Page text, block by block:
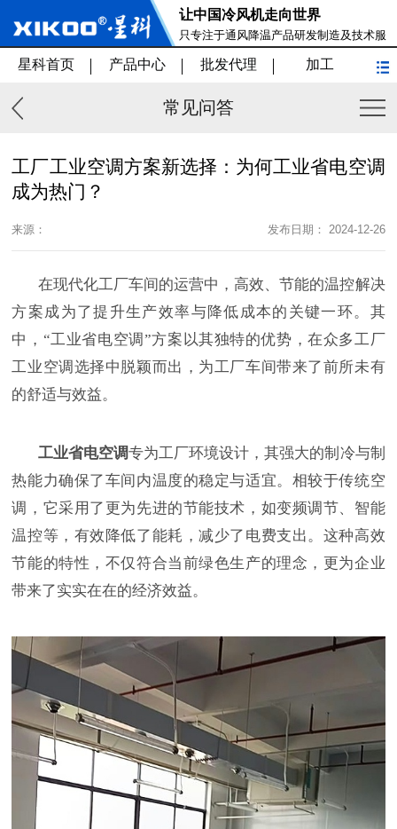
让中国冷风机走向世界
只专注于通风降温产品研发制造及技术服
务
星科首页 产品中心 批发代理 加工
常见问答
工厂工业空调方案新选择：为何工业省电空调
成为热门？
来源： 发布日期： 2024-12-26
在现代化工厂车间的运营中，高效、节能的温控解决
方案成为了提升生产效率与降低成本的关键一环。其
中， “工业省电空调”方案以其独特的优势，在众多工厂
工业空调选择中脱颖而出，为工厂车间带来了前所未有
的舒适与效益。
工业省电空调专为工厂环境设计，其强大的制冷与制
热能力确保了车间内温度的稳定与适宜。相较于传统空
调，它采用了更为先进的节能技术，如变频调节、智能
温控等，有效降低了能耗，减少了电费支出。这种高效
节能的特性，不仅符合当前绿色生产的理念，更为企业
带来了实实在在的经济效益。